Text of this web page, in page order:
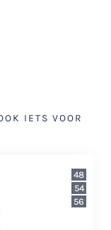
IETS VOOR
48
54
56